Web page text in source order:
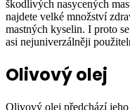
škodlivých nasycených
najdete velké množství
mastných kyselin. I proto
asi nejuniverzálněji
Olivový olej
Olivový olej předchází